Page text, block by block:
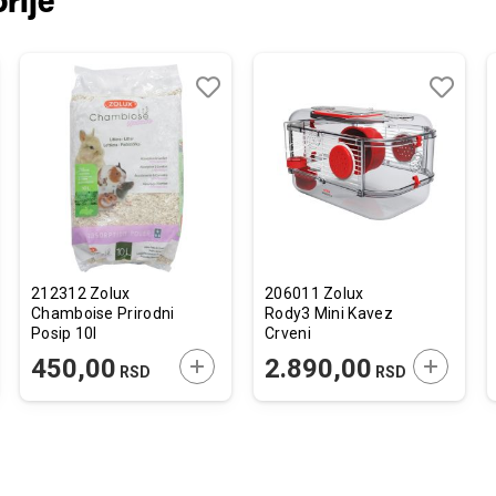
U KORPU
212312 Zolux
Chamboise Prirodni
Posip 10l
450,00 RSD DODAJTE U KORPU
206011 Zolux
Rody3 Mini Kavez
Crveni
2.890,00 RSD
u
listu
želja